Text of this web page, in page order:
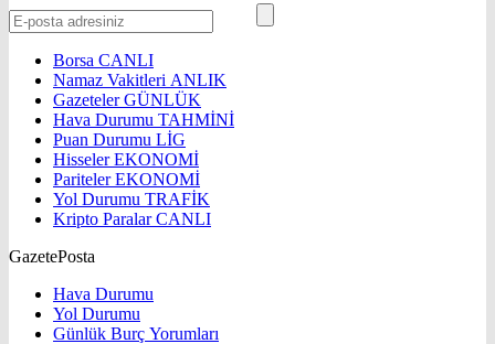
Borsa CANLI
Namaz Vakitleri ANLIK
GazetelerGÜNLÜK
Hava Durumu TAHMİNİ
Puan Durumu LİG
HisselerEKONOMİ
ParitelerEKONOMİ
Yol Durumu TRAFİK
Kripto ParalarCANLI
GazetePosta
Hava Durumu
Yol Durumu
Günlük Burç Yorumları